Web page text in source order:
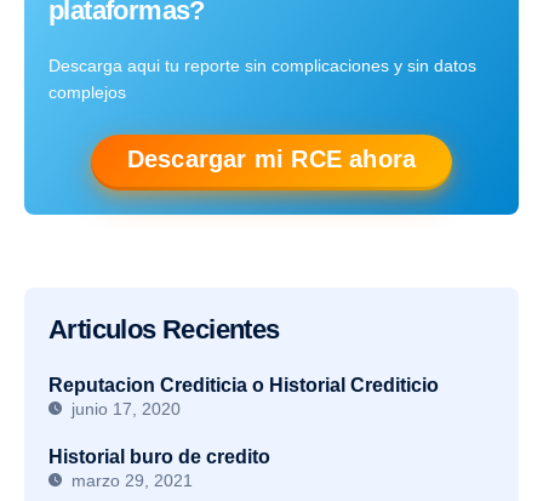
plataformas?
Descarga aqui tu reporte sin complicaciones y sin datos
complejos
Descargar mi RCE ahora
Articulos Recientes
Reputacion Crediticia o Historial Crediticio
junio 17, 2020
Historial buro de credito
marzo 29, 2021